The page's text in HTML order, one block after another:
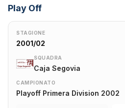
Play Off
STAGIONE
2001/02
SQUADRA
Caja Segovia
CAMPIONATO
Playoff Primera Division 2002